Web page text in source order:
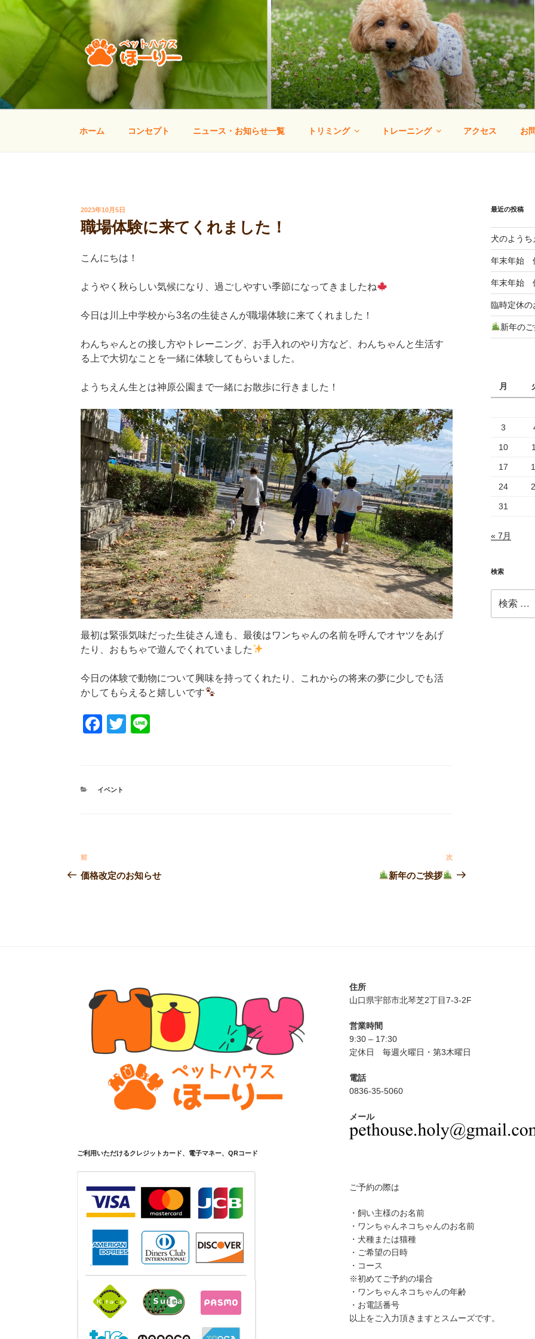
コ
テ
へ
ス
キ
ペットハウス ほーりー
山口県宇部市のトリミング・しつけ方教室・犬の幼稚園
ホーム コンセプト ニュース・お知らせ一覧 トリミング トレーニング アクセス お
投
稿
日:
2023年10月5日
職場体験に来てくれました！
こんにちは！
ようやく秋らしい気候になり、過ごしやすい季節になってきましたね
今日は川上中学校から3名の生徒さんが職場体験に来てくれました！
わんちゃんとの接し方やトレーニング、お手入れのやり方など、わんちゃんと生活す
る上で大切なことを一緒に体験してもらいました。
ようちえん生とは神原公園まで一緒にお散歩に行きました！
最初は緊張気味だった生徒さん達も、最後はワンちゃんの名前を呼んでオヤツをあげ
たり、おもちゃで遊んでくれていました
今日の体験で動物について興味を持ってくれたり、これからの将来の夢に少しでも活
かしてもらえると嬉しいです
F
e
T
カ
イベント
投
稿
ョ
ン
過
去
前
価格改定のお知らせ
次
の
次
新年のご挨拶
最近の投稿
犬のよう
年末年始
年末年始
臨時定休の
新年の
月
3
10
17
24
31
« 7月
検索
索:
ご利用いただけるクレジットカード、電子マネー、QRコード
住所
山口県宇部市北琴芝2丁目7-3-2F
営業時間
9:30 – 17:30
定休日 毎週火曜日・第3木曜日
電話
0836-35-5060
メール
ご予約の際は
・飼い主様のお名前
・ワンちゃんネコちゃんのお名前
・犬種または猫種
・ご希望の日時
・コース
※初めてご予約の場合
・ワンちゃんネコちゃんの年齢
・お電話番号
以上をご入力頂きますとスムーズです。